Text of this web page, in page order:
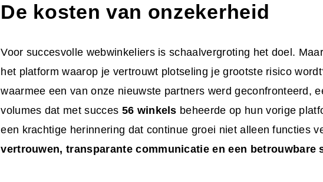
De kosten van onzekerheid
Voor succesvolle webwinkeliers is schaalvergroting het doel.
het platform waarop je vertrouwt plotseling je grootste risico
waarmee een van onze nieuwste partners werd geconfronteerd,
volumes dat met succes 56 winkels beheerde op hun vorige
een krachtige herinnering dat continue groei niet alleen functies
vertrouwen, transparante communicatie en een betrouwbare